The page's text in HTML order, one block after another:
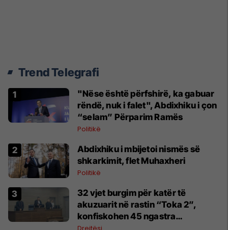
Trend Telegrafi
"Nëse është përfshirë, ka gabuar
rëndë, nuk i falet", Abdixhiku i çon
“selam” Përparim Ramës
Politikë
Abdixhiku i mbijetoi nismës së
shkarkimit, flet Muhaxheri
Politikë
32 vjet burgim për katër të
akuzuarit në rastin “Toka 2”,
konfiskohen 45 ngastra